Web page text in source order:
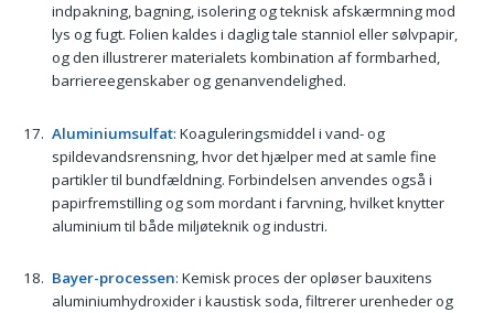
indpakning, bagning, isolering og teknisk afskærmning mod
lys og fugt. Folien kaldes i daglig tale stanniol eller sølvpapir,
og den illustrerer materialets kombination af formbarhed,
barriereegenskaber og genanvendelighed.
Aluminiumsulfat: Koaguleringsmiddel i vand- og
spildevandsrensning, hvor det hjælper med at samle fine
partikler til bundfældning. Forbindelsen anvendes også i
papirfremstilling og som mordant i farvning, hvilket knytter
aluminium til både miljøteknik og industri.
Bayer-processen: Kemisk proces der opløser bauxitens
aluminiumhydroxider i kaustisk soda, filtrerer urenheder og